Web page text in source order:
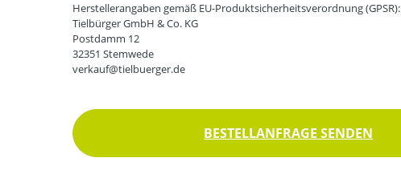
Herstellerangaben gemäß EU-Produktsicherheitsverordnung (GPSR):
Tielbürger GmbH & Co. KG
Postdamm 12
32351 Stemwede
verkauf@tielbuerger.de
BESTELLANFRAGE SENDEN